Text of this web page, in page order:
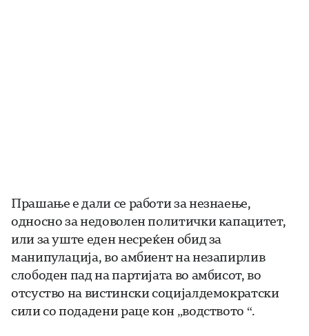
Прашање е дали се работи за незнаење,
односно за недоволен политички капацитет,
или за уште еден несреќен обид за
манипулација, во амбиент на незапирлив
слободен пад на партијата во амбисот, во
отсуство на вистински социјалдемократски
сили со подадени раце кон „водството “.